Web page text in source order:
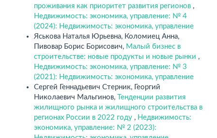
проживания как приоритет развития регионов ,
Недвижимость: экономика, управление: № 4
(2024): Недвижимость: экономика, управление
Яськова Наталья Юрьевна, Коломиец Анна,
Пивовар Борис Борисович, Малый бизнес в
строительстве: новые продукты и новые рынки ,
Недвижимость: экономика, управление: № 3
(2021): Недвижимость: экономика, управление
Сергей Геннадьевич Стерник, Георгий
Николаевич Мальгинов,
Тенденции развития
жилищного рынка и жилищного строительства в
регионах России в 2022 году , Недвижимость:
экономика, управление: № 2 (2023):